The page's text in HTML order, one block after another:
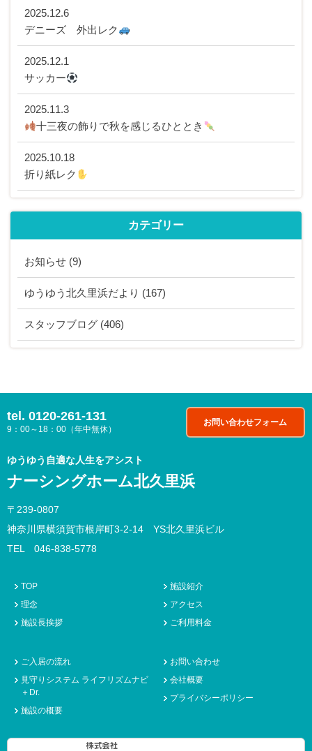
2025.12.6
デニーズ 外出レク
2025.12.1
サッカー
2025.11.3
十三夜の飾りで秋を感じるひととき
2025.10.18
折り紙レク
カテゴリー
お知らせ (9)
ゆうゆう北久里浜だより (167)
スタッフブログ (406)
お問い合わせフォーム
tel. 0120-261-131
9：00～18：00（年中無休）
ゆうゆう自適な人生をアシスト
ナーシングホーム北久里浜
〒239-0807
神奈川県横須賀市根岸町3-2-14 YS北久里浜ビル
TEL 046-838-5778
TOP
理念
施設長挨拶
施設紹介
アクセス
ご利用料金
ご入居の流れ
見守りシステム ライフリズムナビ
＋Dr.
施設の概要
お問い合わせ
会社概要
プライバシーポリシー